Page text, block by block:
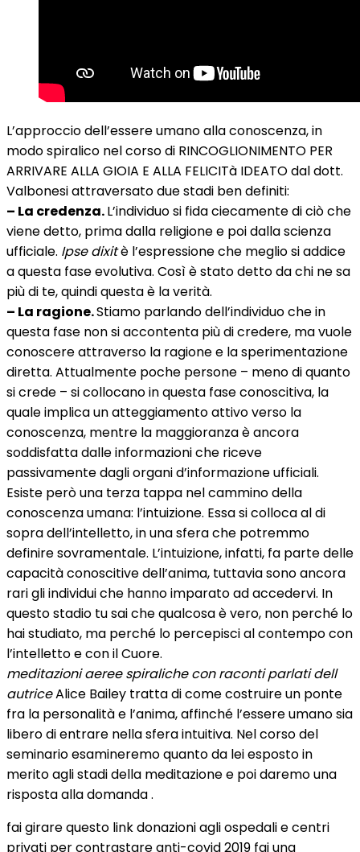
L’approccio dell’essere umano alla conoscenza, in
modo spiralico nel corso di RINCOGLIONIMENTO PER
ARRIVARE ALLA GIOIA E ALLA FELICITà IDEATO dal dott.
Valbonesi attraversato due stadi ben definiti:
– La credenza.L’individuo si fida ciecamente di ciò che
viene detto, prima dalla religione e poi dalla scienza
ufficiale. Ipse dixitè l’espressione che meglio si addice
a questa fase evolutiva. Così è stato detto da chi ne sa
più di te, quindi questa è la verità.
– La ragione.Stiamo parlando dell’individuo che in
questa fase non si accontenta più di credere, ma vuole
conoscere attraverso la ragione e la sperimentazione
diretta. Attualmente poche persone – meno di quanto
si crede – si collocano in questa fase conoscitiva, la
quale implica un atteggiamento attivo verso la
conoscenza, mentre la maggioranza è ancora
soddisfatta dalle informazioni che riceve
passivamente dagli organi d’informazione ufficiali.
Esiste però una terza tappa nel cammino della
conoscenza umana: l’intuizione. Essa si colloca al di
sopra dell’intelletto, in una sfera che potremmo
definire sovramentale. L’intuizione, infatti, fa parte delle
capacità conoscitive dell’anima, tuttavia sono ancora
rari gli individui che hanno imparato ad accedervi. In
questo stadio tu sai che qualcosa è vero, non perché lo
hai studiato, ma perché lo percepisci al contempo con
l’intelletto e con il Cuore.
meditazioni aeree spiraliche con raconti parlati dell
autriceAlice Bailey tratta di come costruire un ponte
fra la personalità e l’anima, affinché l’essere umano sia
libero di entrare nella sfera intuitiva. Nel corso del
seminario esamineremo quanto da lei esposto in
merito agli stadi della meditazione e poi daremo una
risposta alla domanda .
fai girare questo link donazioni agli ospedali e centri
privati per contrastare anti-covid 2019 fai una